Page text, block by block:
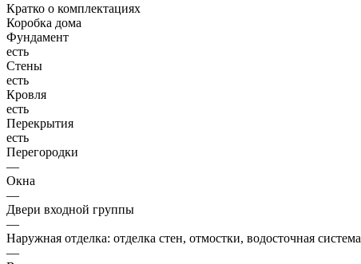
Кратко о комплектациях
Коробка дома
Фундамент
есть
Стены
есть
Кровля
есть
Перекрытия
есть
Перегородки
—
Окна
—
Двери входной группы
—
Наружная отделка: отделка стен, отмостки, водосточная система
—